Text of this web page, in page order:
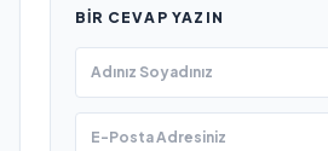
BIR CEVAP YAZIN